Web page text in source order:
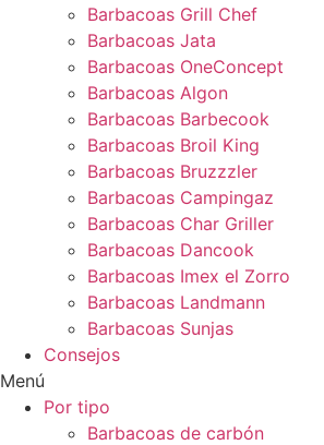
Barbacoas Grill Chef
Barbacoas Jata
Barbacoas OneConcept
Barbacoas Algon
Barbacoas Barbecook
Barbacoas Broil King
Barbacoas Bruzzzler
Barbacoas Campingaz
Barbacoas Char Griller
Barbacoas Dancook
Barbacoas Imex el Zorro
Barbacoas Landmann
Barbacoas Sunjas
Consejos
Menú
Por tipo
Barbacoas de carbón